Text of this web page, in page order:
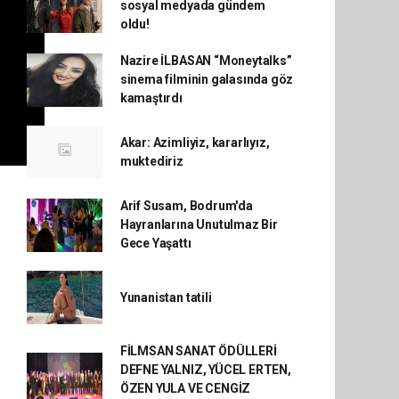
sosyal medyada gündem
oldu!
Nazire İLBASAN “Moneytalks”
sinema filminin galasında göz
kamaştırdı
Akar: Azimliyiz, kararlıyız,
muktediriz
Arif Susam, Bodrum'da
Hayranlarına Unutulmaz Bir
Gece Yaşattı
Yunanistan tatili
FİLMSAN SANAT ÖDÜLLERİ
DEFNE YALNIZ, YÜCEL ERTEN,
ÖZEN YULA VE CENGİZ